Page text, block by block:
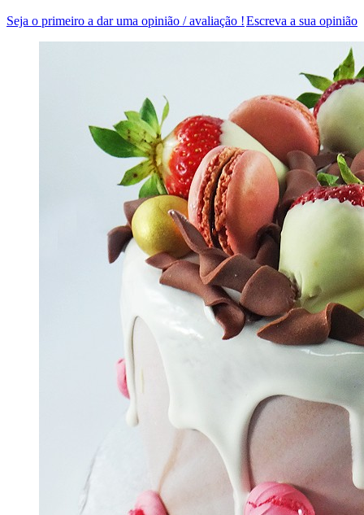
Escreva a sua opinião
Seja o primeiro a dar uma opinião / avaliação !